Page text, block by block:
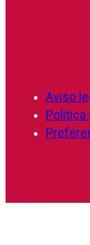
Aviso
Política